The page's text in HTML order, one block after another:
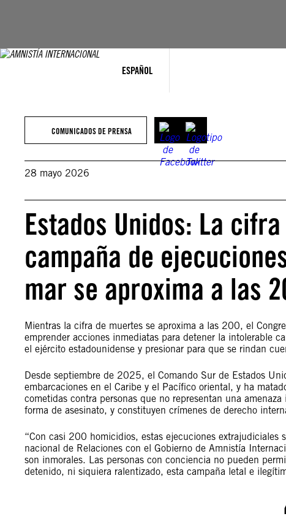
ESPAÑOL
COMUNICADOS DE PRENSA
28 mayo 2026
Estados Unidos: La
campaña de
mar se aproxima a las
Mientras la cifra de muertes se aproxima a las 200, el
emprender acciones inmediatas para detener la intolerable
el ejército estadounidense y presionar para que se rindan
Desde septiembre de 2025, el Comando Sur de Estados
embarcaciones en el Caribe y el Pacífico oriental, y ha
cometidas contra personas que no representan una
forma de asesinato, y constituyen crímenes de derecho
“Con casi 200 homicidios, estas ejecuciones extrajudiciales
nacional de Relaciones con el Gobierno de Amnistía
son inmorales. Las personas con conciencia no pueden
detenido, ni siquiera ralentizado, esta campaña letal e